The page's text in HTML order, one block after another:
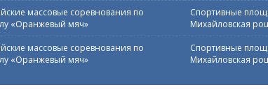
массовые соревнования по
«Оранжевый мяч»
Спортивные
Михайловская
массовые соревнования по
«Оранжевый мяч»
Спортивные
Михайловская